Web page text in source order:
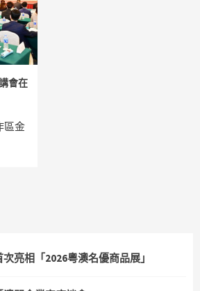
會在
區金
亮相「2026粵澳名優商品展」